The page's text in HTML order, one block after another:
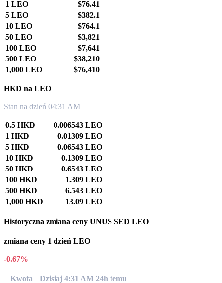
1 LEO
$76.41
5 LEO
$382.1
10 LEO
$764.1
50 LEO
$3,821
100 LEO
$7,641
500 LEO
$38,210
1,000 LEO
$76,410
HKD na LEO
Stan na dzień 04:31 AM
0.5 HKD
0.006543 LEO
1 HKD
0.01309 LEO
5 HKD
0.06543 LEO
10 HKD
0.1309 LEO
50 HKD
0.6543 LEO
100 HKD
1.309 LEO
500 HKD
6.543 LEO
1,000 HKD
13.09 LEO
Historyczna zmiana ceny UNUS SED LEO
zmiana ceny 1 dzień LEO
-0.67%
Kwota Dzisiaj 4:31 AM 24h temu